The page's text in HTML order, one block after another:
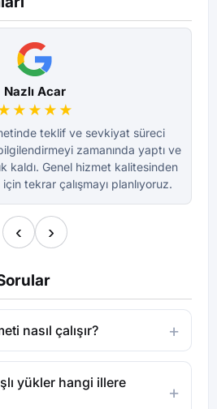
Nazlı Acar
teklif ve sevkiyat süreci
zamanında yaptı ve
kaldı. Genel hizmet kalitesinden
için tekrar çalışmayı planlıyoruz.
‹ ›
nasıl çalışır?
yükler hangi illere